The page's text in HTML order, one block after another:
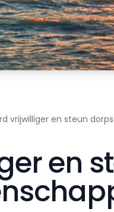
vrijwilliger en steun
en